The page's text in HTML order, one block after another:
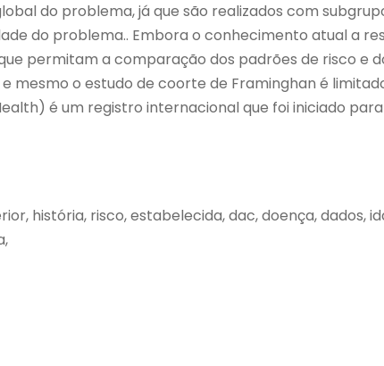
do problema, já que são realizados com
do problema.. Embora o conhecimento atual a
permitam a comparação dos padrões de risco
mesmo o estudo de coorte de Framinghan é
é um registro internacional que foi iniciado
história, risco, estabelecida, dac, doença,